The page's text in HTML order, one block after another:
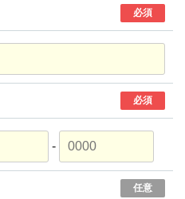
必須
必須
-
任意